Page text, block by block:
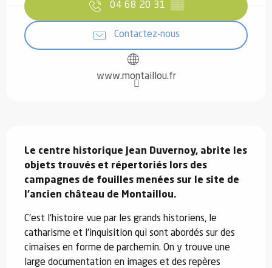
04 68 20 31 ▒▒
Contactez-nous
www.montaillou.fr
Le centre historique Jean Duvernoy, abrite les
objets trouvés et répertoriés lors des
campagnes de fouilles menées sur le site de
l'ancien château de Montaillou.
C'est l'histoire vue par les grands historiens, le
catharisme et l'inquisition qui sont abordés sur des
cimaises en forme de parchemin. On y trouve une
large documentation en images et des repères